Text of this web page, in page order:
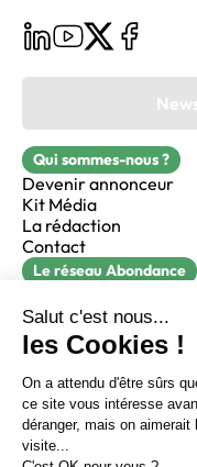
Sur LinkedIn
Sur X
Qui sommes-nous ?
Devenir annonceur
Kit Média
La rédaction
Contact
Le réseau Abondance
Réacteur
alfie formation